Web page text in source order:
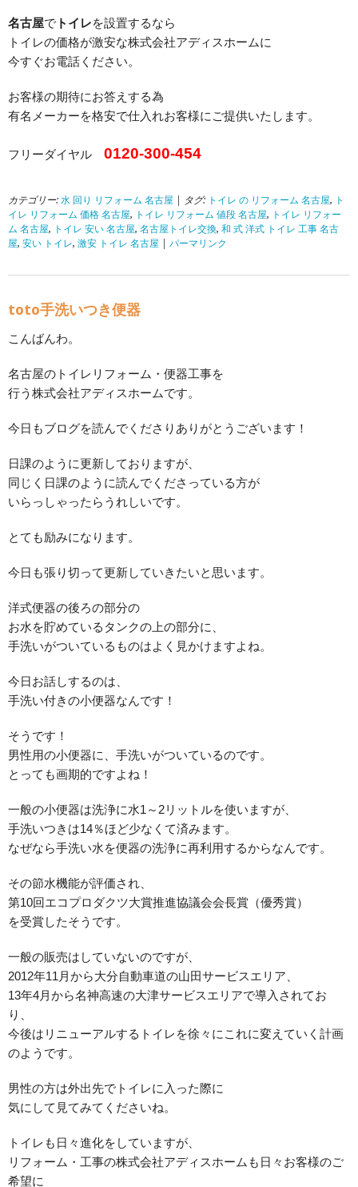
名古屋で トイレを設置するなら
トイレの価格が激安な株式会社アディスホームに
今すぐお電話ください。
お客様の期待にお答えする為
有名メーカーを格安で仕入れお客様にご提供いたします。
フリーダイヤル 0120-300-454
カテゴリー: 水 回り リフォーム 名古屋 | タグ: トイレ の リフォーム 名古屋, ト
イレ リフォーム 価格 名古屋, トイレ リフォーム 値段 名古屋, トイレ リフォー
ム 名古屋, トイレ 安い 名古屋, 名古屋トイレ交換, 和 式 洋式 トイレ 工事 名古
屋, 安い トイレ, 激安 トイレ 名古屋 パーマリンク
toto手洗いつき便器
こんばんわ。
名古屋のトイレリフォーム・便器工事を
行う株式会社アディスホームです。
今日もブログを読んでくださりありがとうございます！
日課のように更新しておりますが、
同じく日課のように読んでくださっている方が
いらっしゃったらうれしいです。
とても励みになります。
今日も張り切って更新していきたいと思います。
洋式便器の後ろの部分の
お水を貯めているタンクの上の部分に、
手洗いがついているものはよく見かけますよね。
今日お話しするのは、
手洗い付きの小便器なんです！
そうです！
男性用の小便器に、手洗いがついているのです。
とっても画期的ですよね！
一般の小便器は洗浄に水1～2リットルを使いますが、
手洗いつきは14％ほど少なくて済みます。
なぜなら手洗い水を便器の洗浄に再利用するからなんです。
その節水機能が評価され、
第10回エコプロダクツ大賞推進協議会会長賞（優秀賞）
を受賞したそうです。
一般の販売はしていないのですが、
2012年11月から大分自動車道の山田サービスエリア、
13年4月から名神高速の大津サービスエリアで導入されてお
り、
今後はリニューアルするトイレを徐々にこれに変えていく計画
のようです。
男性の方は外出先でトイレに入った際に
気にして見てみてくださいね。
トイレも日々進化をしていますが、
リフォーム・工事の株式会社アディスホームも日々お客様のご
希望に